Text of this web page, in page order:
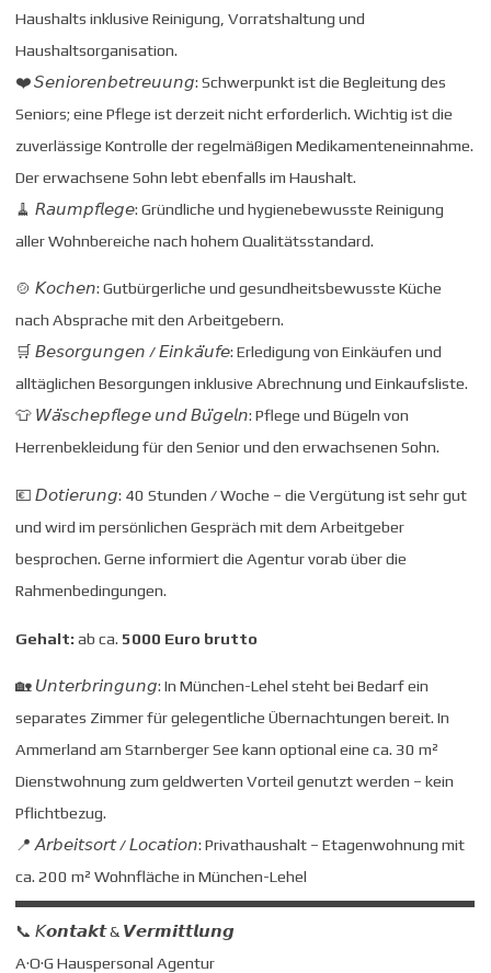
Haushalts inklusive Reinigung, Vorratshaltung und
Haushaltsorganisation.
❤️ 𝘚𝘦𝘯𝘪𝘰𝘳𝘦𝘯𝘣𝘦𝘵𝘳𝘦𝘶𝘶𝘯𝘨: Schwerpunkt ist die Begleitung des
Seniors; eine Pflege ist derzeit nicht erforderlich. Wichtig ist die
zuverlässige Kontrolle der regelmäßigen Medikamenteneinnahme.
Der erwachsene Sohn lebt ebenfalls im Haushalt.
🧹 𝘙𝘢𝘶𝘮𝘱𝘧𝘭𝘦𝘨𝘦: Gründliche und hygienebewusste Reinigung
aller Wohnbereiche nach hohem Qualitätsstandard.
🍲 𝘒𝘰𝘤𝘩𝘦𝘯: Gutbürgerliche und gesundheitsbewusste Küche
nach Absprache mit den Arbeitgebern.
🛒 𝘉𝘦𝘴𝘰𝘳𝘨𝘶𝘯𝘨𝘦𝘯 / 𝘌𝘪𝘯𝘬𝘢̈𝘶𝘧𝘦: Erledigung von Einkäufen und
alltäglichen Besorgungen inklusive Abrechnung und Einkaufsliste.
👕 𝘞𝘢̈𝘴𝘤𝘩𝘦𝘱𝘧𝘭𝘦𝘨𝘦 𝘶𝘯𝘥 𝘉𝘶̈𝘨𝘦𝘭𝘯: Pflege und Bügeln von
Herrenbekleidung für den Senior und den erwachsenen Sohn.
💶 𝘋𝘰𝘵𝘪𝘦𝘳𝘶𝘯𝘨: 40 Stunden / Woche – die Vergütung ist sehr gut
und wird im persönlichen Gespräch mit dem Arbeitgeber
besprochen. Gerne informiert die Agentur vorab über die
Rahmenbedingungen.
Gehalt:ab ca. 5000 Euro brutto
🏡 𝘜𝘯𝘵𝘦𝘳𝘣𝘳𝘪𝘯𝘨𝘶𝘯𝘨: In München-Lehel steht bei Bedarf ein
separates Zimmer für gelegentliche Übernachtungen bereit. In
Ammerland am Starnberger See kann optional eine ca. 30 m²
Dienstwohnung zum geldwerten Vorteil genutzt werden – kein
Pflichtbezug.
📍 𝘈𝘳𝘣𝘦𝘪𝘵𝘴𝘰𝘳𝘵 / 𝘓𝘰𝘤𝘢𝘵𝘪𝘰𝘯: Privathaushalt – Etagenwohnung mit
ca. 200 m² Wohnfläche in München-Lehel
📞 𝘒𝙤𝙣𝙩𝙖𝙠𝙩 & 𝙑𝙚𝙧𝙢𝙞𝙩𝙩𝙡𝙪𝙣𝙜
A·O·G Hauspersonal Agentur